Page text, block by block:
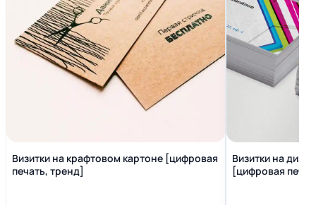
Визитки на крафтовом картоне [цифровая
печать, тренд]
Визитки на
[цифровая